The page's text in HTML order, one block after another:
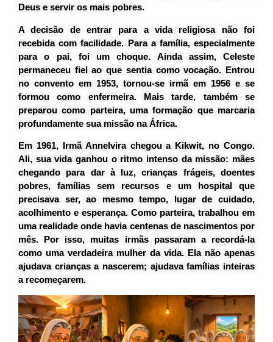
Deus e servir os mais pobres.
A decisão de entrar para a vida religiosa não foi
recebida com facilidade. Para a família, especialmente
para o pai, foi um choque. Ainda assim, Celeste
permaneceu fiel ao que sentia como vocação. Entrou
no convento em 1953, tornou-se irmã em 1956 e se
formou como enfermeira. Mais tarde, também se
preparou como parteira, uma formação que marcaria
profundamente sua missão na África.
Em 1961, Irmã Annelvira chegou a Kikwit, no Congo.
Ali, sua vida ganhou o ritmo intenso da missão: mães
chegando para dar à luz, crianças frágeis, doentes
pobres, famílias sem recursos e um hospital que
precisava ser, ao mesmo tempo, lugar de cuidado,
acolhimento e esperança. Como parteira, trabalhou em
uma realidade onde havia centenas de nascimentos por
mês. Por isso, muitas irmãs passaram a recordá-la
como uma verdadeira mulher da vida. Ela não apenas
ajudava crianças a nascerem; ajudava famílias inteiras
a recomeçarem.